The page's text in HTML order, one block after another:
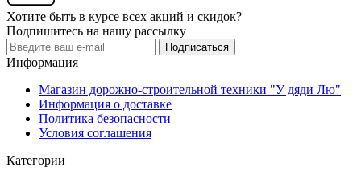
Хотите быть в курсе всех акций и скидок?
Подпишитесь на нашу рассылку
Подписаться
Информация
Магазин дорожно-строительной техники "У дяди Лю"
Информация о доставке
Политика безопасности
Условия соглашения
Категории